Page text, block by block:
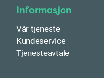
Informasjon
Vår tjeneste
Kundeservice
Tjenesteavtale